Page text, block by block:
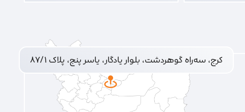
کرج، سه‌راه گوهردشت، بلوار یادگار، یاسر پنج، پلاک ۸۷/۱